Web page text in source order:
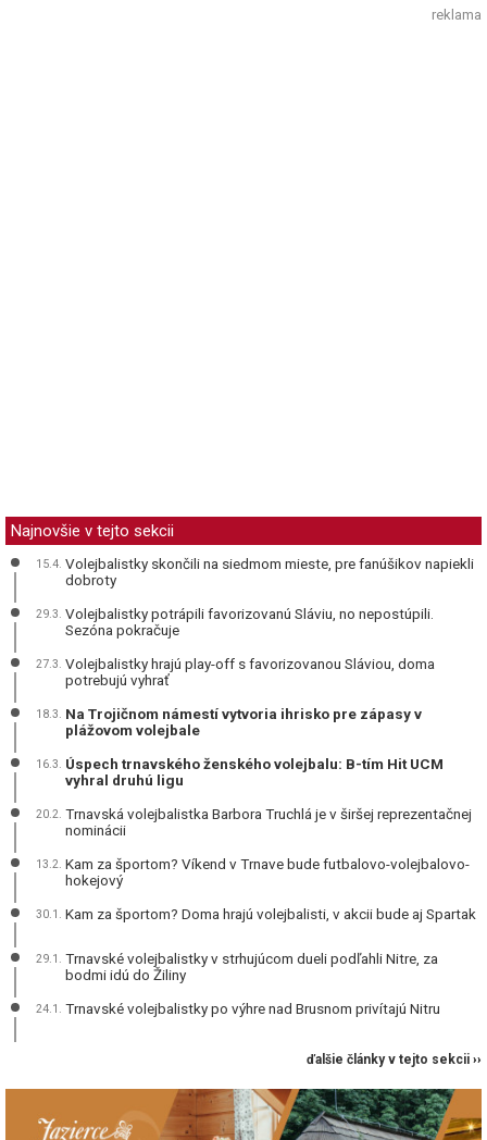
reklama
Najnovšie v tejto sekcii
15.4. Volejbalistky skončili na siedmom mieste, pre fanúšikov napiekli
dobroty
29.3. Volejbalistky potrápili favorizovanú Sláviu, no nepostúpili.
Sezóna pokračuje
27.3. Volejbalistky hrajú play-off s favorizovanou Sláviou, doma
potrebujú vyhrať
18.3. Na Trojičnom námestí vytvoria ihrisko pre zápasy v
plážovom volejbale
16.3. Úspech trnavského ženského volejbalu: B-tím Hit UCM
vyhral druhú ligu
20.2. Trnavská volejbalistka Barbora Truchlá je v širšej reprezentačnej
nominácii
13.2. Kam za športom? Víkend v Trnave bude futbalovo-volejbalovo-
hokejový
30.1. Kam za športom? Doma hrajú volejbalisti, v akcii bude aj Spartak
29.1. Trnavské volejbalistky v strhujúcom dueli podľahli Nitre, za
bodmi idú do Žiliny
24.1. Trnavské volejbalistky po výhre nad Brusnom privítajú Nitru
ďalšie články v tejto sekcii ››